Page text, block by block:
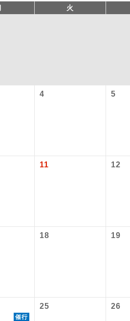
火
4 5
11 12
18 19
催行
25 26
内旅客施設使用料について】
ﾀｰﾐﾅﾙ国内線到着)片道：大人510円
アイコン
世界遺産
ユネスコに
スです。
露天風呂 ご宿泊ホテ